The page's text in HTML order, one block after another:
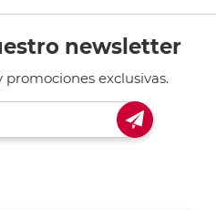
newsletter
promociones exclusivas.